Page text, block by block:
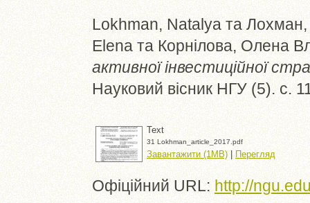
Lokhman, Natalya та Лохман,
Elena та Корнілова, Олена
активної інвестиційної
Науковий вісник НГУ (5). с.
Text
31 Lokhman_article_2017.pdf
Завантажити (1MB) | Перегляд
Офіційний URL: http://